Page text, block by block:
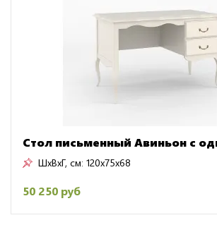
Стол письменный Авиньон с
ШxВxГ, см: 120x75x68
50 250 руб